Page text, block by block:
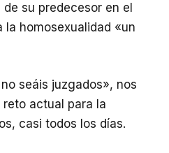
su predecesor en el
la homosexualidad «un
seáis juzgados», nos
actual para la
casi todos los días.